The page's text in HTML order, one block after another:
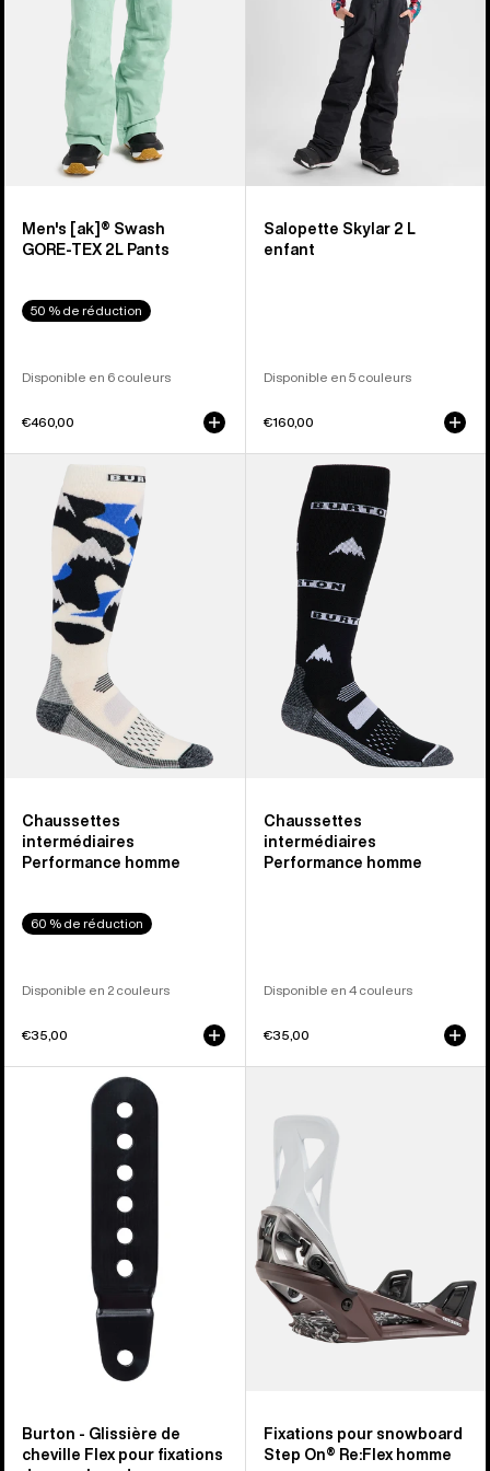
Men's [ak]® Swash
GORE‑TEX 2L Pants
50 % de réduction
Disponible en 6 couleurs
€460,00
Salopette Skylar 2 L
enfant
Disponible en 5 couleurs
€160,00
Chaussettes
Performance
intermédiaires
homme
Chaussettes
intermédiaires
Performance homme
60 % de réduction
Disponible en 2 couleurs
€35,00
Chaussettes
Performance
intermédiaires
Chaussettes
intermédiaires
Performance homme
Disponible en 4 couleurs
€35,00
Burton - Glissière de
cheville Flex pour fixations
pour
snowboard
Step
On®
Re:Flex
pour
homme
Fixations pour snowboard
Step On® Re:Flex homme